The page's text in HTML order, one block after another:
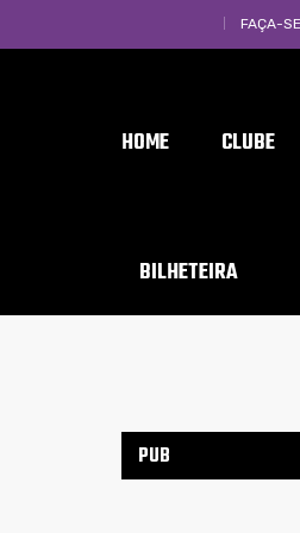
FAÇA-
HOME CLUBE
BILHETEIRA
PUB